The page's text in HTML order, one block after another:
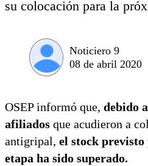
su colocación para la
Noticiero 9
08 de abril 2020
OSEP informó que, debido
afiliados que acudieron a
antigripal, el stock
etapa ha sido superado.